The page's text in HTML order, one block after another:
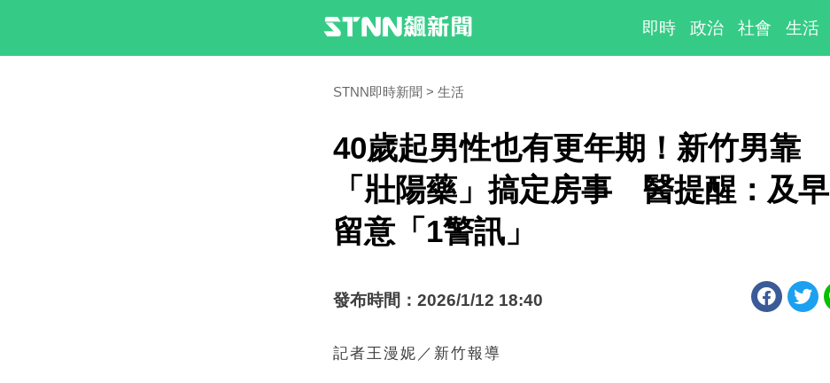
即時 政治 社會 生活
STNN即時新聞 生活
40歲起男性也有更年期！新竹男靠
「壯陽藥」搞定房事 醫提醒：及早
留意「1警訊」
發布時間：2026/1/12 18:40
記者王漫妮／新竹報導